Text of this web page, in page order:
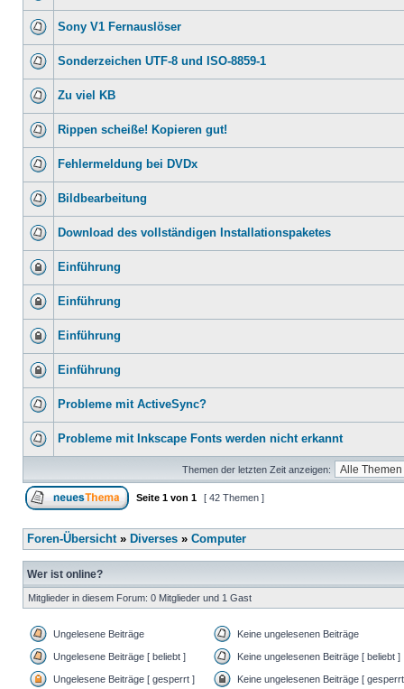
Sony V1 Fernauslöser
Sonderzeichen UTF-8 und ISO-8859-1
Zu viel KB
Rippen scheiße! Kopieren gut!
Fehlermeldung bei DVDx
Bildbearbeitung
Download des vollständigen Installationspaketes
Einführung
Einführung
Einführung
Einführung
Probleme mit ActiveSync?
Probleme mit Inkscape Fonts werden nicht erkannt
Themen der letzten Zeit anzeigen:
Seite 1 von 1 [ 42 Themen ]
Foren-Übersicht» Diverses » Computer
Wer ist online?
Mitglieder in diesem Forum: 0 Mitglieder und 1 Gast
Ungelesene Beiträge Keine ungelesenen Beiträge
Ungelesene Beiträge [ beliebt ] Keine ungelesenen Beiträge [ beliebt ]
Ungelesene Beiträge [ gesperrt ] Keine ungelesenen Beiträge [